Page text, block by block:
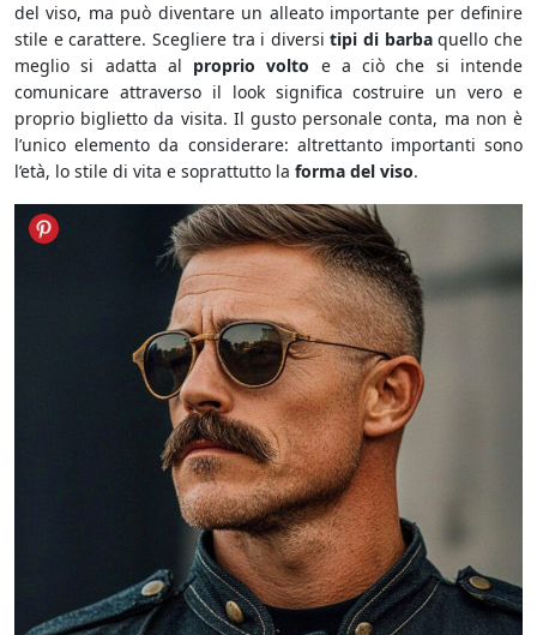
del viso, ma può diventare un alleato importante per definire
stile e carattere. Scegliere tra i diversitipi di barbaquello che
meglio si adatta al proprio volto e a ciò che si intende
comunicare attraverso il look significa costruire un vero e
proprio biglietto da visita. Il gusto personale conta, ma non è
l’unico elemento da considerare: altrettanto importanti sono
l’età, lo stile di vita e soprattutto la forma del viso.